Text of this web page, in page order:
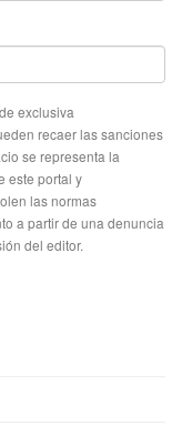
exclusiva
recaer las sanciones
se representa la
este portal y
las normas
a partir de una denuncia
del editor.